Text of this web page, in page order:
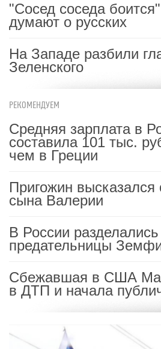
"Сосед соседа
думают о русских
На Западе разбили
Зеленского
РЕКОМЕНДУЕМ
Средняя зарплата в
составила 101 тыс.
чем в Греции
Пригожин высказался
сына Валерии
В России
предательницы
Сбежавшая в США
в ДТП и начала